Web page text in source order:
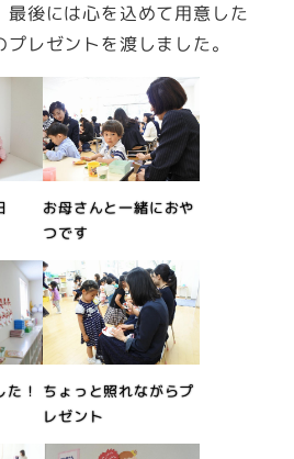
最後には心を込めて用意した
レゼントを渡しました。
お母さんと一緒におや
つです
！
ちょっと照れながらプ
レゼント